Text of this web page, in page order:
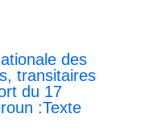
des
transitaires
du 17
:Texte